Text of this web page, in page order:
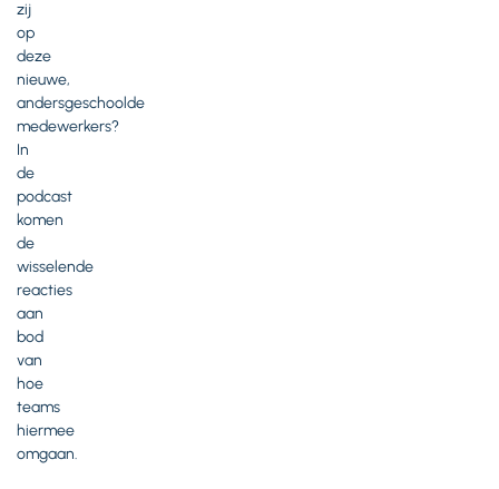
zij
op
deze
nieuwe,
andersgeschoolde
medewerkers?
In
de
podcast
komen
de
wisselende
reacties
aan
bod
van
hoe
teams
hiermee
omgaan.